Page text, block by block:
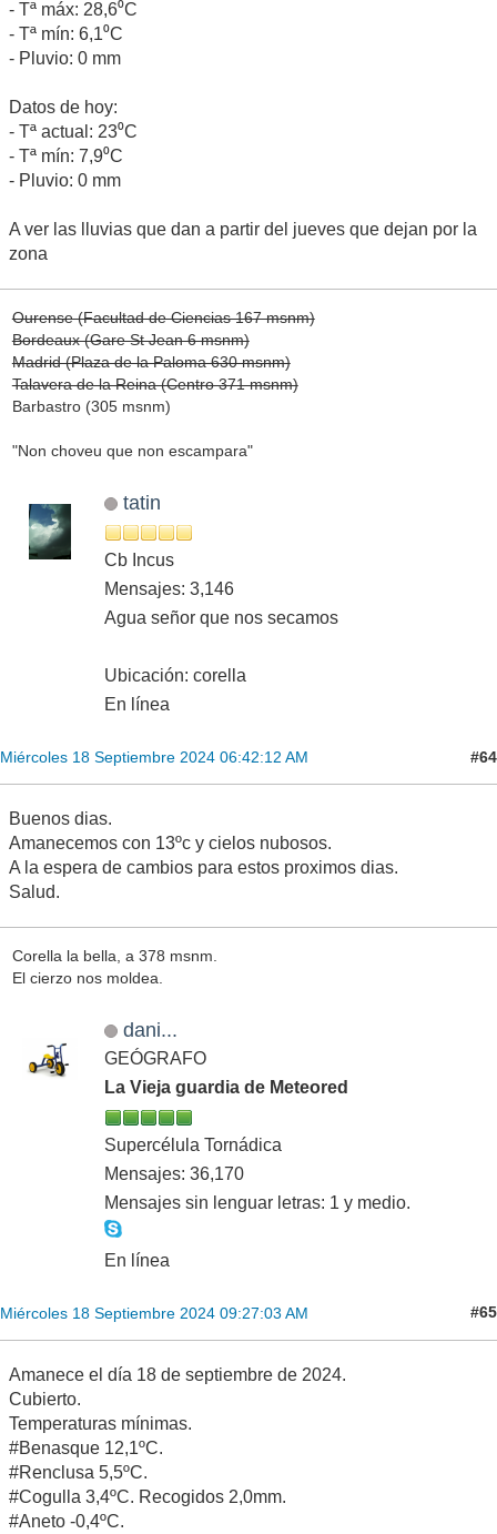
- Tª máx: 28,6⁰C
- Tª mín: 6,1⁰C
- Pluvio: 0 mm
Datos de hoy:
- Tª actual: 23⁰C
- Tª mín: 7,9⁰C
- Pluvio: 0 mm
A ver las lluvias que dan a partir del jueves que dejan por la
zona
Ourense (Facultad de Ciencias 167 msnm)
Bordeaux (Gare St Jean 6 msnm)
Madrid (Plaza de la Paloma 630 msnm)
Talavera de la Reina (Centro 371 msnm)
Barbastro (305 msnm)
"Non choveu que non escampara"
tatin
Cb Incus
Mensajes: 3,146
Agua señor que nos secamos
Ubicación: corella
En línea
Miércoles 18 Septiembre 2024 06:42:12 AM #64
Buenos dias.
Amanecemos con 13ºc y cielos nubosos.
A la espera de cambios para estos proximos dias.
Salud.
Corella la bella, a 378 msnm.
El cierzo nos moldea.
dani...
GEÓGRAFO
La Vieja guardia de Meteored
Supercélula Tornádica
Mensajes: 36,170
Mensajes sin lenguar letras: 1 y medio.
En línea
Miércoles 18 Septiembre 2024 09:27:03 AM #65
Amanece el día 18 de septiembre de 2024.
Cubierto.
Temperaturas mínimas.
#Benasque 12,1ºC.
#Renclusa 5,5ºC.
#Cogulla 3,4ºC. Recogidos 2,0mm.
#Aneto -0,4ºC.